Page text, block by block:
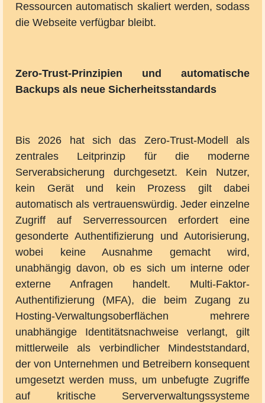
Ressourcen automatisch skaliert werden, sodass
die Webseite verfügbar bleibt.
Zero-Trust-Prinzipien und automatische
Backups als neue Sicherheitsstandards
Bis 2026 hat sich das Zero-Trust-Modell als
zentrales Leitprinzip für die moderne
Serverabsicherung durchgesetzt. Kein Nutzer,
kein Gerät und kein Prozess gilt dabei
automatisch als vertrauenswürdig. Jeder einzelne
Zugriff auf Serverressourcen erfordert eine
gesonderte Authentifizierung und Autorisierung,
wobei keine Ausnahme gemacht wird,
unabhängig davon, ob es sich um interne oder
externe Anfragen handelt. Multi-Faktor-
Authentifizierung (MFA), die beim Zugang zu
Hosting-Verwaltungsoberflächen mehrere
unabhängige Identitätsnachweise verlangt, gilt
mittlerweile als verbindlicher Mindeststandard,
der von Unternehmen und Betreibern konsequent
umgesetzt werden muss, um unbefugte Zugriffe
auf kritische Serververwaltungssysteme